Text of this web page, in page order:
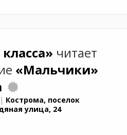
читает
«Мальчики»
| Кострома, поселок
улица, 24